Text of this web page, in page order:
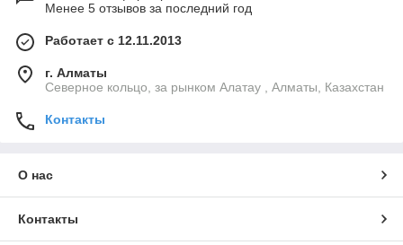
Менее 5 отзывов за последний год
Работает с 12.11.2013
г. Алматы
Северное кольцо, за рынком Алатау , Алматы, Казахстан
Контакты
О нас
Контакты